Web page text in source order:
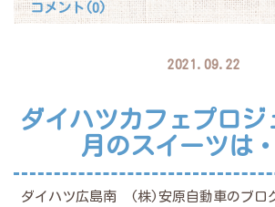
コメント(0)
2021.09.22
ダイハツカフェプロジ
月のスイーツは
ダイハツ広島南 (株)安原自動車のブロ